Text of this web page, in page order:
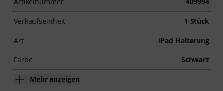
Verkaufseinheit 1 Stück
Art iPad Halterung
Farbe Schwarz
Mehr anzeigen